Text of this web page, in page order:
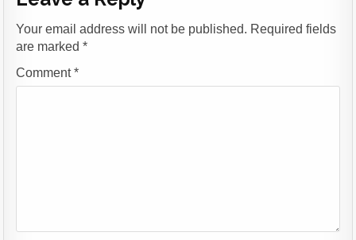
Your email address will not be published. Required fields
are marked*
Comment*